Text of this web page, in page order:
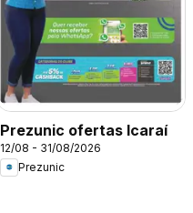
Prezunic ofertas Icaraí
12/08 - 31/08/2026
Prezunic